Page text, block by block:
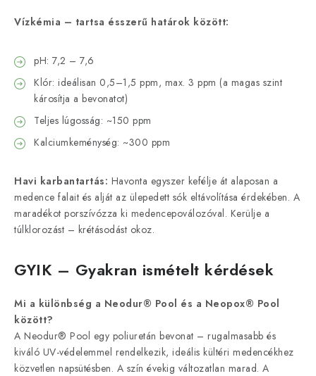
Vízkémia – tartsa ésszerű határok között:
pH: 7,2 – 7,6
Klór: ideálisan 0,5–1,5 ppm, max. 3 ppm (a magas szint
károsítja a bevonatot)
Teljes lúgosság: ~150 ppm
Kalciumkeménység: ~300 ppm
Havi karbantartás: Havonta egyszer kefélje át alaposan a
medence falait és alját az ülepedett sók eltávolítása érdekében. A
maradékot porszívózza ki medencepoválozóval. Kerülje a
túlklorozást – krétásodást okoz.
GYIK – Gyakran ismételt kérdések
Mi a különbség a Neodur® Pool és a Neopox® Pool
között?
A Neodur® Pool egy poliuretán bevonat – rugalmasabb és
kiváló UV-védelemmel rendelkezik, ideális kültéri medencékhez
közvetlen napsütésben. A szín évekig változatlan marad. A